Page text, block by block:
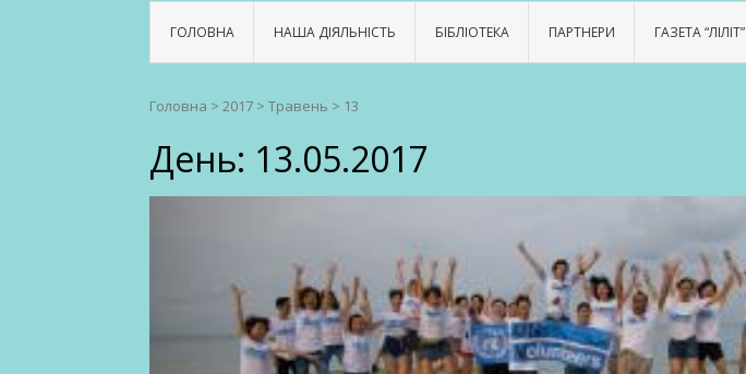
ГОЛОВНА НАША ДІЯЛЬНІСТЬ БІБЛІОТЕКА ПАРТНЕРИ ГАЗЕТА “ЛІЛІТ”
Головна > 2017 > Травень > 13
День: 13.05.2017